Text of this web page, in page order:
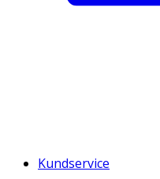
Kundservice